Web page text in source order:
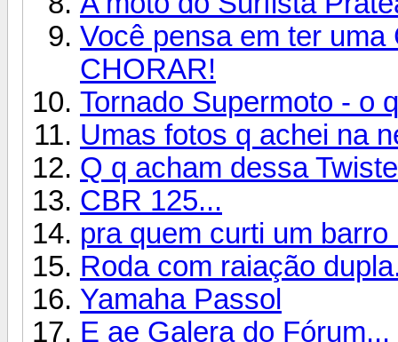
Você pensa em ter
CHORAR!
Tornado Supermoto - o
Umas fotos q achei na
Q q acham dessa
CBR 125...
pra quem curti um
Roda com raiação
Yamaha Passol
E ae Galera do Fórum...